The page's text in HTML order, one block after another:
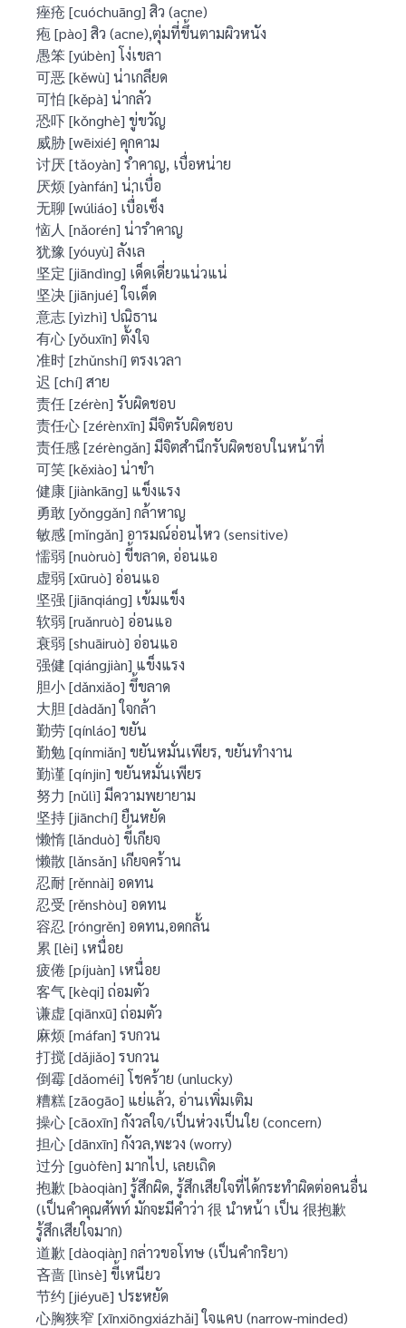
痤疮 [cuóchuāng] สิว (acne)
疱 [pào] สิว (acne),ตุ่มที่ขึ้นตามผิวหนัง
愚笨 [yúbèn] โง่เขลา
可恶 [kěwù] น่าเกลียด
可怕 [kěpà] น่ากลัว
恐吓 [kǒnghè] ขู่ขวัญ
威胁 [wēixié] คุกคาม
讨厌 [tǎoyàn] รำคาญ, เบื่อหน่าย
厌烦 [yànfán] น่าเบื่อ
无聊 [wúliáo] เบื่่อเซ็ง
恼人 [nǎorén] น่ารำคาญ
犹豫 [yóuyù] ลังเล
坚定 [jiāndìng] เด็ดเดี่ยวแน่วแน่
坚决 [jiānjué] ใจเด็ด
意志 [yìzhì] ปณิธาน
有心 [yǒuxīn] ตั้งใจ
准时 [zhǔnshí] ตรงเวลา
迟 [chí] สาย
责任 [zérèn] รับผิดชอบ
责任心 [zérènxīn] มีจิตรับผิดชอบ
责任感 [zérèngǎn] มีจิตสำนึกรับผิดชอบในหน้าที่
可笑 [kěxiào] น่าขำ
健康 [jiànkāng] แข็งแรง
勇敢 [yǒnggǎn] กล้าหาญ
敏感 [mǐngǎn] อารมณ์อ่อนไหว (sensitive)
懦弱 [nuòruò] ขี้ขลาด, อ่อนแอ
虚弱 [xūruò] อ่อนแอ
坚强 [jiānqiáng] เข้มแข็ง
软弱 [ruǎnruò] อ่อนแอ
衰弱 [shuāiruò] อ่อนแอ
强健 [qiángjiàn] แข็งแรง
胆小 [dǎnxiǎo] ขึ้ขลาด
大胆 [dàdǎn] ใจกล้า
勤劳 [qínláo] ขยัน
勤勉 [qínmiǎn] ขยันหมั่นเพียร, ขยันทำงาน
勤谨 [qínjin] ขยันหมั่นเพียร
努力 [nǔlì] มีความพยายาม
坚持 [jiānchí] ยืนหยัด
懒惰 [lǎnduò] ขี้เกียจ
懒散 [lǎnsǎn] เกียจคร้าน
忍耐 [rěnnài] อดทน
忍受 [rěnshòu] อดทน
容忍 [róngrěn] อดทน,อดกลั้น
累 [lèi] เหนื่อย
疲倦 [píjuàn] เหนื่อย
客气 [kèqi] ถ่อมตัว
谦虚 [qiānxū] ถ่อมตัว
麻烦 [máfan] รบกวน
打搅 [dǎjiǎo] รบกวน
倒霉 [dǎoméi] โชคร้าย (unlucky)
糟糕 [zāogāo] แย่แล้ว, อ่านเพิ่มเติม
操心 [cāoxīn] กังวลใจ/เป็นห่วงเป็นใย (concern)
担心 [dānxīn] กังวล,พะวง (worry)
过分 [guòfèn] มากไป, เลยเถิด
抱歉 [bàoqiàn] รู้สึกผิด, รู้สึกเสียใจที่ได้กระทำผิดต่อคนอื่น
(เป็นคำคุณศัพท์ มักจะมีคำว่า 很 นำหน้า เป็น 很抱歉
รู้สึกเสียใจมาก)
道歉 [dàoqiàn] กล่าวขอโทษ (เป็นคำกริยา)
吝啬 [lìnsè] ขี้เหนียว
节约 [jiéyuē] ประหยัด
心胸狭窄 [xīnxiōngxiázhǎi] ใจแคบ (narrow-minded)